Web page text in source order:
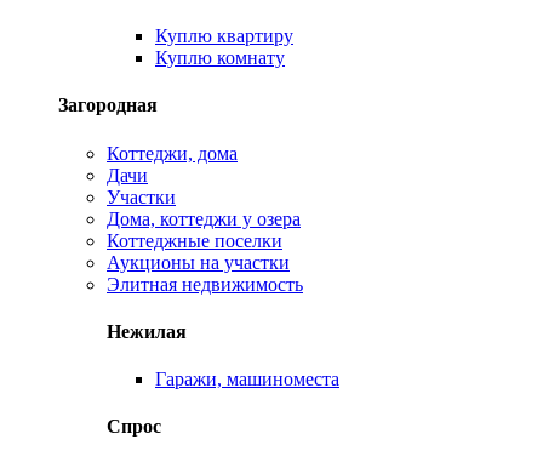
Куплю квартиру
Куплю комнату
Загородная
Коттеджи, дома
Дачи
Участки
Дома, коттеджи у озера
Коттеджные поселки
Аукционы на участки
Элитная недвижимость
Нежилая
Гаражи, машиноместа
Спрос